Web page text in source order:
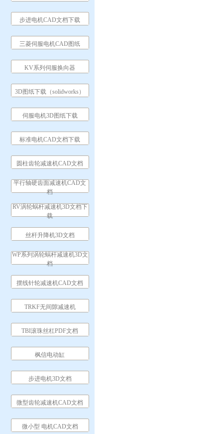
步进电机CAD文档下载
三菱伺服电机CAD图纸
KV系列伺服换向器
3D图纸下载（solidworks）
伺服电机3D图纸下载
标准电机CAD文档下载
圆柱齿轮减速机CAD文档
平行轴硬齿面减速机CAD文
档
RV涡轮蜗杆减速机3D文档下
载
丝杆升降机3D文档
WP系列涡轮蜗杆减速机3D文
档
摆线针轮减速机CAD文档
TRKF无间隙减速机
TBI滚珠丝杠PDF文档
枫信电动缸
步进电机3D文档
微型齿轮减速机CAD文档
微小型 电机CAD文档